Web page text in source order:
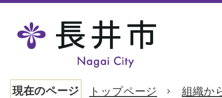
現在のページ トップページ 組織か